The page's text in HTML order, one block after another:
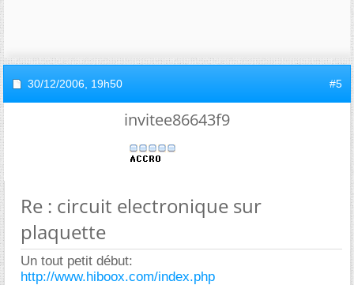
30/12/2006, 19h50 #5
invitee86643f9
Re : circuit electronique sur
plaquette
Un tout petit début:
http://www.hiboox.com/index.php